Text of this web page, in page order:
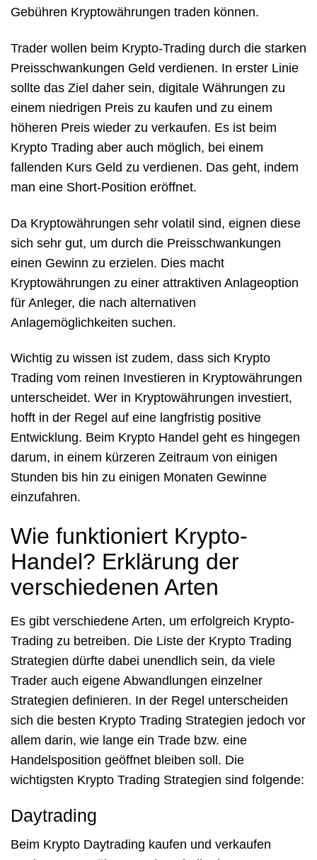
Gebühren Kryptowährungen traden können.
Trader wollen beim Krypto-Trading durch die starken
Preisschwankungen Geld verdienen. In erster Linie
sollte das Ziel daher sein, digitale Währungen zu
einem niedrigen Preis zu kaufen und zu einem
höheren Preis wieder zu verkaufen. Es ist beim
Krypto Trading aber auch möglich, bei einem
fallenden Kurs Geld zu verdienen. Das geht, indem
man eine Short-Position eröffnet.
Da Kryptowährungen sehr volatil sind, eignen diese
sich sehr gut, um durch die Preisschwankungen
einen Gewinn zu erzielen. Dies macht
Kryptowährungen zu einer attraktiven Anlageoption
für Anleger, die nach alternativen
Anlagemöglichkeiten suchen.
Wichtig zu wissen ist zudem, dass sich Krypto
Trading vom reinen Investieren in Kryptowährungen
unterscheidet. Wer in Kryptowährungen investiert,
hofft in der Regel auf eine langfristig positive
Entwicklung. Beim Krypto Handel geht es hingegen
darum, in einem kürzeren Zeitraum von einigen
Stunden bis hin zu einigen Monaten Gewinne
einzufahren.
Wie funktioniert Krypto-
Handel? Erklärung der
verschiedenen Arten
Es gibt verschiedene Arten, um erfolgreich Krypto-
Trading zu betreiben. Die Liste der Krypto Trading
Strategien dürfte dabei unendlich sein, da viele
Trader auch eigene Abwandlungen einzelner
Strategien definieren. In der Regel unterscheiden
sich die besten Krypto Trading Strategien jedoch vor
allem darin, wie lange ein Trade bzw. eine
Handelsposition geöffnet bleiben soll. Die
wichtigsten Krypto Trading Strategien sind folgende:
Daytrading
Beim Krypto Daytrading kaufen und verkaufen